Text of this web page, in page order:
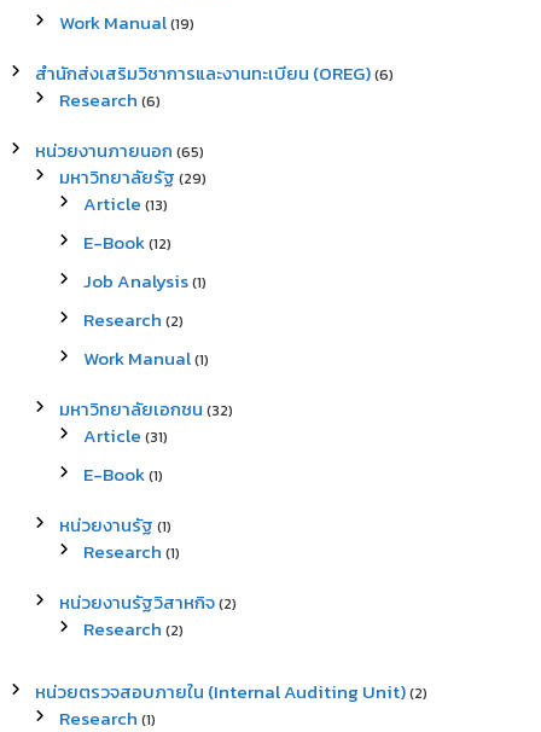
Work Manual(19)
สำนักส่งเสริมวิชาการและงานทะเบียน (OREG)(6)
Research (6)
หน่วยงานภายนอก (65)
มหาวิทยาลัยรัฐ (29)
Article (13)
E-Book(12)
Job Analysis(1)
Research (2)
Work Manual(1)
มหาวิทยาลัยเอกชน (32)
Article (31)
E-Book(1)
หน่วยงานรัฐ (1)
Research (1)
หน่วยงานรัฐวิสาหกิจ(2)
Research (2)
หน่วยตรวจสอบภายใน (Internal Auditing Unit)(2)
Research (1)